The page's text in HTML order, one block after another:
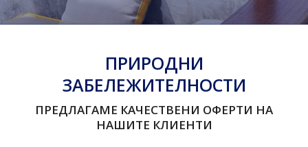
ПРИРОДНИ
ЗАБЕЛЕЖИТЕЛНОСТИ
ПРЕДЛАГАМЕ КАЧЕСТВЕНИ ОФЕРТИ НА
НАШИТЕ КЛИЕНТИ